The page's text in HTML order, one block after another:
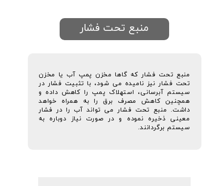
منبع تحت فشار که گاها مخزن پمپ آب یا مخزن
تحت فشار نیز نامیده می شود، با تثبیت فشار در
سیستم آبرسانی، استهلاک پمپ را کاهش داده و
همچنین کاهش مصرف برق را به همراه خواهد
داشت. منبع تحت فشار می تواند آب را در فشار
معینی ذخیره نموده و در صورت نیاز دوباره به
سیستم برگردانند.​​​​​​​
منبع تحت فشار